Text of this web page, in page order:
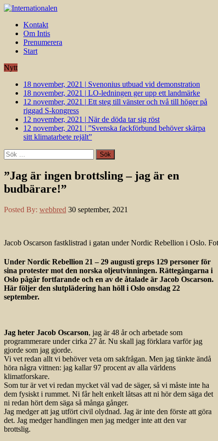
Kontakt
Om Intis
Prenumerera
Start
Nytt
18 november, 2021 | Svenonius utbuad vid demonstration
18 november, 2021 | LO-ledningen ger upp ett landmärke
12 november, 2021 | Ett steg till vänster och två till höger på
riggad S-kongress
12 november, 2021 | När de döda tar sig röst
12 november, 2021 | ”Svenska fackförbund behöver skärpa
sitt klimatarbete rejält”
Sök
efter:
”Jag är ingen brottsling – jag är en
budbärare!”
Posted By: webbred 30 september, 2021
Jacob Oscarson fastklistrad i gatan under Nordic Rebellion i Oslo.
Under Nordic Rebellion 21 – 29 augusti greps 129 personer för
sina protester mot den norska oljeutvinningen. Rättegångarna i
Oslo pågår fortfarande och en av de åtalade är Jacob Oscarson.
Här följer den slutplädering han höll i Oslo onsdag 22
september.
Jag heter Jacob Oscarson, jag är 48 år och arbetade som
programmerare under cirka 27 år. Nu skall jag förklara varför jag
gjorde som jag gjorde.
Vi vet redan allt vi behöver veta om sakfrågan. Men jag tänkte ändå
höra några vittnen: jag kallar 97 procent av alla världens
klimatforskare.
Som tur är vet vi redan mycket väl vad de säger, så vi måste inte ha
dem fysiskt i rummet. Ni får helt enkelt låtsas att ni hör dem säga det
ni redan hört dem säga så många gånger.
Jag medger att jag utfört civil olydnad. Jag är inte den förste att göra
det. Jag medger handlingen men jag medger inte att den var
brottslig.